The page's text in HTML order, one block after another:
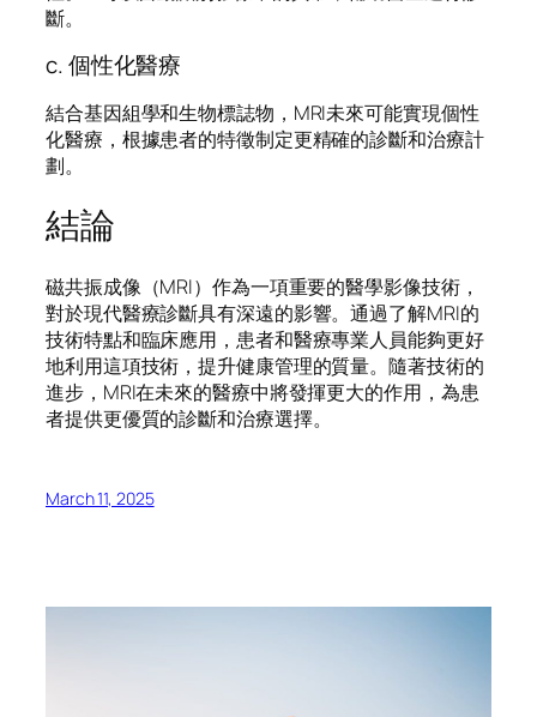
斷。
c. 個性化醫療
結合基因組學和生物標誌物，MRI未來可能實現個性
化醫療，根據患者的特徵制定更精確的診斷和治療計
劃。
結論
磁共振成像（MRI）作為一項重要的醫學影像技術，
對於現代醫療診斷具有深遠的影響。通過了解MRI的
技術特點和臨床應用，患者和醫療專業人員能夠更好
地利用這項技術，提升健康管理的質量。隨著技術的
進步，MRI在未來的醫療中將發揮更大的作用，為患
者提供更優質的診斷和治療選擇。
March 11, 2025